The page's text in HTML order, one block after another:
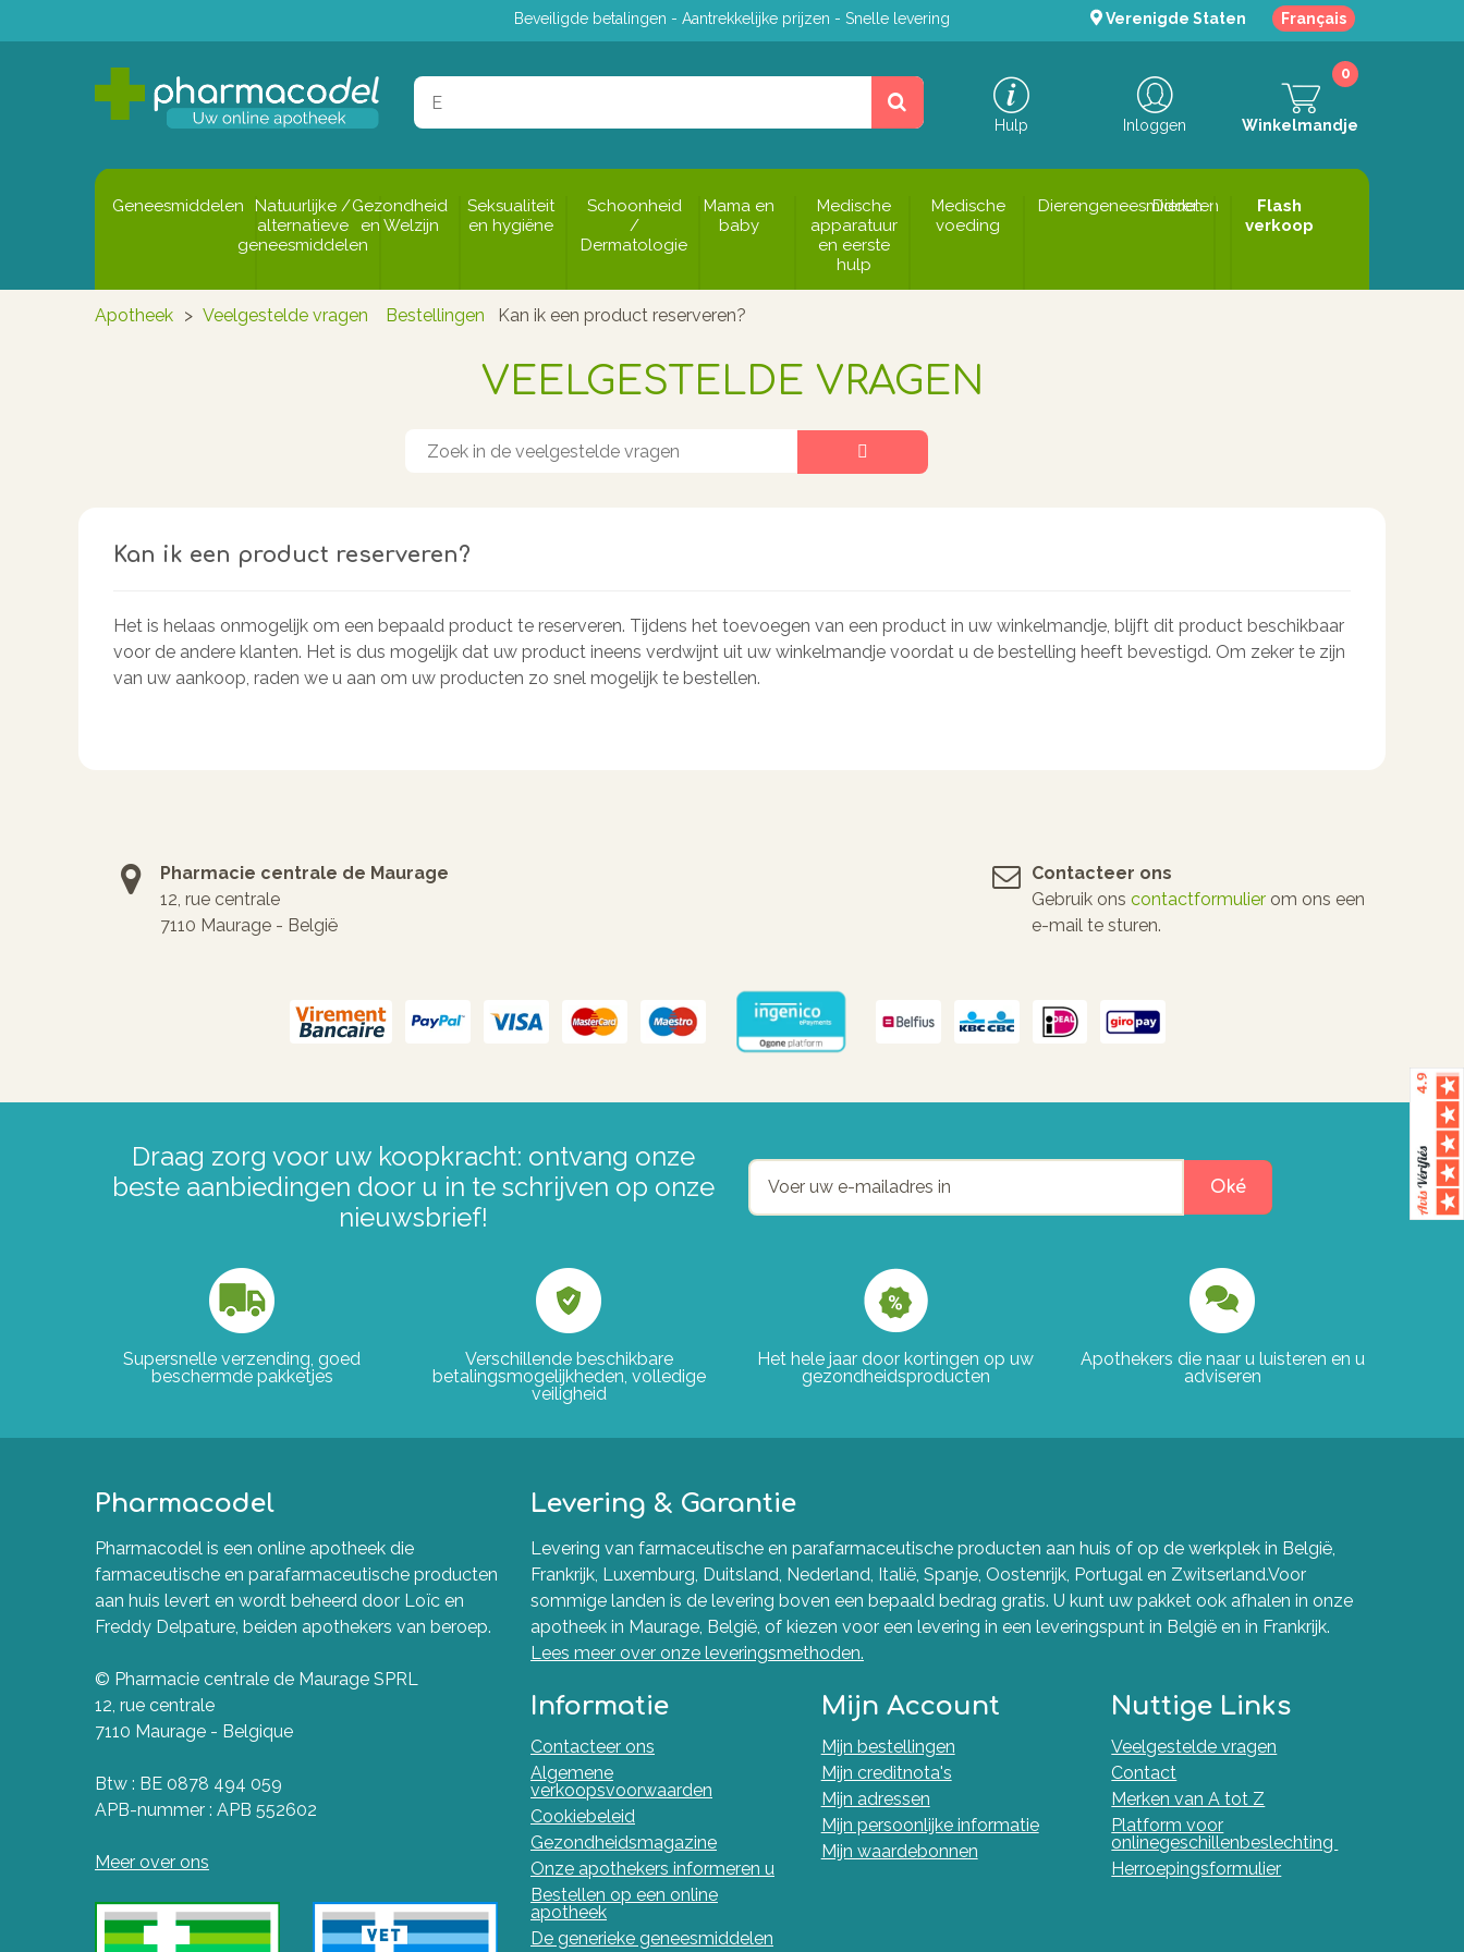
Beveiligde betalingen - Aantrekkelijke prijzen - Snelle levering Verenigde Staten Français
Hulp Inloggen Winkelmandje
0
Geneesmiddelen
Natuurlijke /
alternatieve
geneesmiddelen
Gezondheid
en Welzijn
Seksualiteit
en hygiëne
Schoonheid
/
Dermatologie
Mama en
baby
Medische
apparatuur
en eerste
hulp
Medische
voeding
Dierengeneesmiddelen
Dieren
Flash
verkoop
Apotheek > Veelgestelde vragen Bestellingen Kan ik een product reserveren?
VEELGESTELDE VRAGEN
Kan ik een product reserveren?
Het is helaas onmogelijk om een bepaald product te reserveren. Tijdens het toevoegen van een product in uw winkelmandje, blijft dit product beschikbaar
voor de andere klanten. Het is dus mogelijk dat uw product ineens verdwijnt uit uw winkelmandje voordat u de bestelling heeft bevestigd. Om zeker te zijn
van uw aankoop, raden we u aan om uw producten zo snel mogelijk te bestellen.
Pharmacie centrale de Maurage
12, rue centrale
7110 Maurage - België
Contacteer ons
Gebruik ons contactformulier om ons een
e-mail te sturen.
Draag zorg voor uw koopkracht: ontvang onze
beste aanbiedingen door u in te schrijven op onze
nieuwsbrief!
Oké
Supersnelle verzending, goed
beschermde pakketjes
Verschillende beschikbare
betalingsmogelijkheden, volledige
veiligheid
Het hele jaar door kortingen op uw
gezondheidsproducten
Apothekers die naar u luisteren en u
adviseren
Pharmacodel
Pharmacodel is een online apotheek die
farmaceutische en parafarmaceutische producten
aan huis levert en wordt beheerd door Loïc en
Freddy Delpature, beiden apothekers van beroep.
© Pharmacie centrale de Maurage SPRL
12, rue centrale
7110 Maurage - Belgique
Btw : BE 0878 494 059
APB-nummer : APB 552602
Meer over ons
Levering & Garantie
Levering van farmaceutische en parafarmaceutische producten aan huis of op de werkplek in België,
Frankrijk, Luxemburg, Duitsland, Nederland, Italië, Spanje, Oostenrijk, Portugal en Zwitserland.Voor
sommige landen is de levering boven een bepaald bedrag gratis. U kunt uw pakket ook afhalen in onze
apotheek in Maurage, België, of kiezen voor een levering in een leveringspunt in België en in Frankrijk.
Lees meer over onze leveringsmethoden.
Informatie
Contacteer ons
Algemene
verkoopsvoorwaarden
Cookiebeleid
Gezondheidsmagazine
Onze apothekers informeren u
Bestellen op een online
apotheek
De generieke geneesmiddelen
Mijn Account
Mijn bestellingen
Mijn creditnota's
Mijn adressen
Mijn persoonlijke informatie
Mijn waardebonnen
Nuttige Links
Veelgestelde vragen
Contact
Merken van A tot Z
Platform voor
onlinegeschillenbeslechting
Herroepingsformulier